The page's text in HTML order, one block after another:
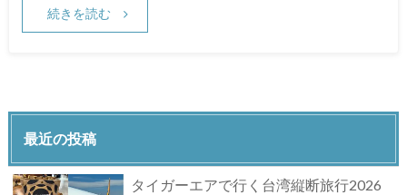
続きを読む
最近の投稿
タイガーエアで行く台湾縦断旅行2026